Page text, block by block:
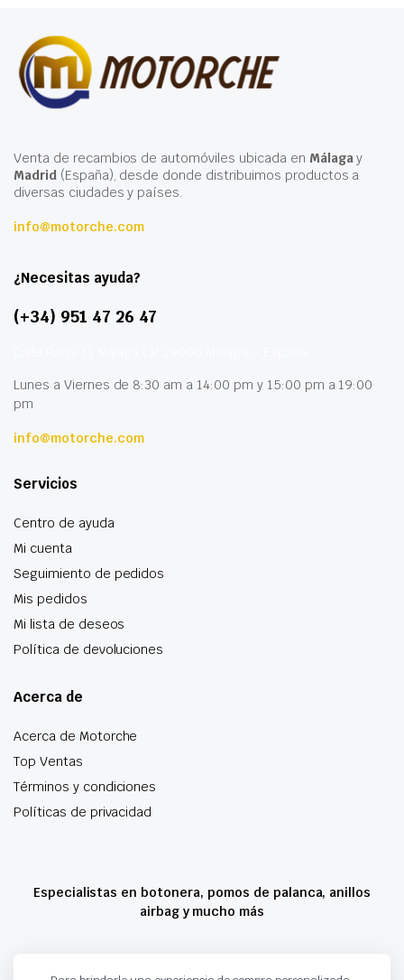
Venta de recambios de automóviles ubicada en Málagay
Madrid(España), desde donde distribuimos productos a
diversas ciudades y países.
info@motorche.com
¿Necesitas ayuda?
(+34) 951 47 26 47
Lunes a Viernes de 8:30 am a 14:00 pm y 15:00 pm a 19:00
pm
info@motorche.com
Servicios
Centro de ayuda
Mi cuenta
Seguimiento de pedidos
Mis pedidos
Mi lista de deseos
Política de devoluciones
Acerca de
Acerca de Motorche
Top Ventas
Términos y condiciones
Políticas de privacidad
Especialistas en botonera, pomos de palanca, anillos
airbag y mucho más
Copyright 2024 © Motorche Autoparts. Todos los derechos reservados